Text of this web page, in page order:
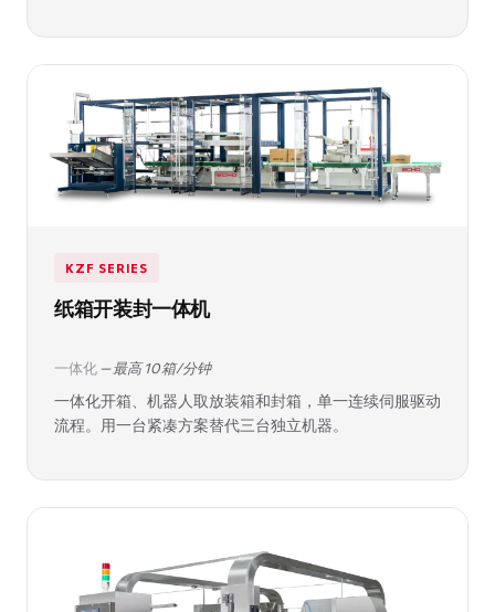
KZF SERIES
纸箱开装封一体机
一体化— 最高 10 箱/分钟
一体化开箱、机器人取放装箱和封箱，单一连续伺服驱动
流程。用一台紧凑方案替代三台独立机器。